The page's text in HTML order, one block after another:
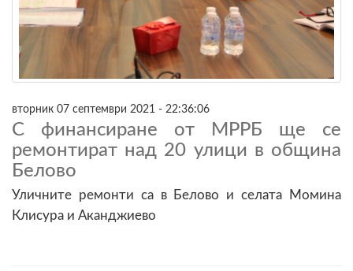
вторник 07 септември 2021 - 22:36:06
С финансиране от МРРБ ще се
ремонтират над 20 улици в община
Белово
Уличните ремонти са в Белово и селата Момина
Клисура и Аканджиево